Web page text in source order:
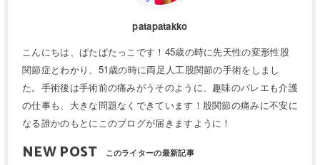
patapatakko
こんにちは、ぱたぱたっこです！45歳の時に先天性の変形性股
関節症とわかり、51歳の時に両足人工股関節の手術をしまし
た。手術後は手術前の痛みがうそのように、趣味のバレエも介護
の仕事も、大きな問題なくできています！股関節の痛みに不安に
なる誰かのもとにこのブログが届きますように！
NEW POST